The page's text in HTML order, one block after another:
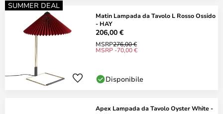
SUMMER DEAL
Matin Lampada da Tavolo L Rosso Ossido
- HAY
206,00 €
MSRP276,00 €
MSRP -70,00 €
Disponibile
Apex Lampada da Tavolo Oyster White -